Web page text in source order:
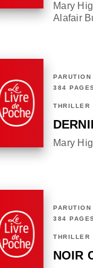
Mary
Alafair
384
THRILLER
Mary
384
THRILLER
NOIR